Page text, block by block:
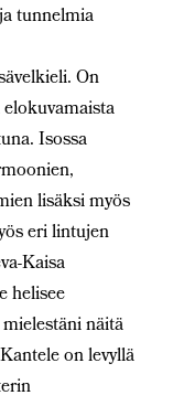
tunnelmia
On
Isossa
lisäksi myös
eri lintujen
Kaisa
helisee
näitä
on levyllä